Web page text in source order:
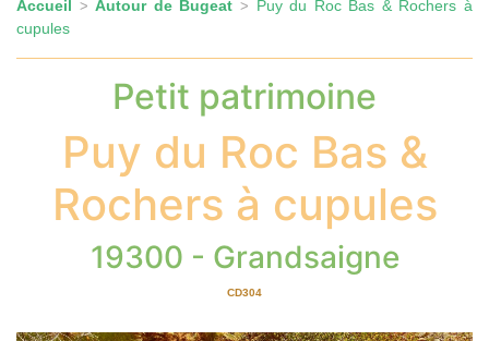
Accueil >Autour de Bugeat > Puy du Roc Bas & Rochers à
cupules
Petit patrimoine
Puy du Roc Bas &
Rochers à cupules
19300 - Grandsaigne
CD304